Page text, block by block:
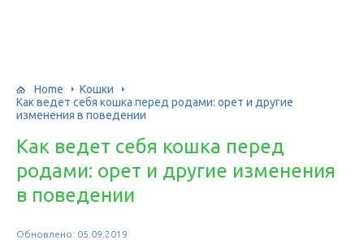
Home
Кошки
Как ведет себя кошка перед родами: орет и другие
изменения в поведении
Как ведет себя кошка перед
родами: орет и другие изменения
в поведении
Обновлено: 05.09.2019